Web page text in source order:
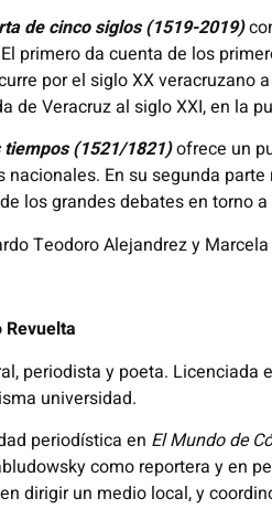
de cinco siglos (1519-2019)
primero da cuenta de los
por el siglo XX veracruzano
de Veracruz al siglo XXI, en la
tiempos (1521/1821)ofrece un
nacionales. En su segunda
los grandes debates en torno
Teodoro Alejandrez y
periodista y poeta. Licenciada
universidad.
periodística en El Mundo de
como reportera y en
dirigir un medio local, y